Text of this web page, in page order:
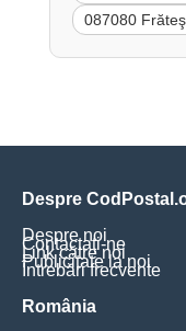
087080
Despre
Despre noi
Contactați-ne
Link către noi
Publicitate la noi
Întrebări frecvente
România